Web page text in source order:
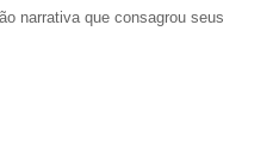
narrativa que consagrou seus